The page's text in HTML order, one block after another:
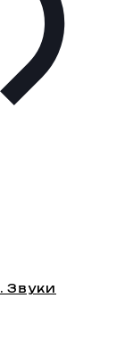
Звуки